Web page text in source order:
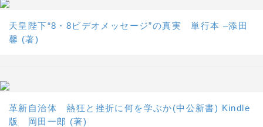
天皇陛下“8・8ビデオメッセージ”の真実 単行本 –添田
馨 (著)
革新自治体 熱狂と挫折に何を学ぶか(中公新書) Kindle
版 岡田一郎 (著)